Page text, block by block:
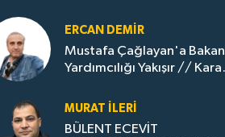
ERCAN DEMIR
Mustafa Çağlayan'a Bakan
Yardımcılığı Yakışır // ​Kara
Zonguldak'ın Dönüşümü..
MURAT İLERI
BÜLENT ECEVİT